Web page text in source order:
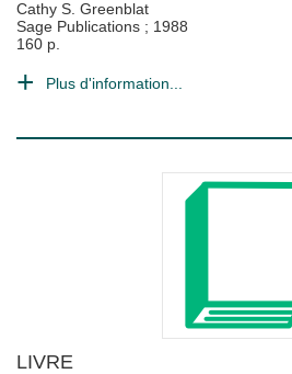
Cathy S. Greenblat
Sage Publications ; 1988
160 p.
Plus d'information...
LIVRE